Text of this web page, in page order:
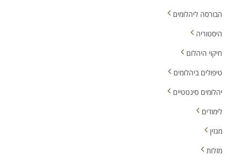
הבורסה ליהלומים
היסטוריה
חיקוי היהלום
טיפולים ביהלומים
יהלומים סינטטיים
לימודים
מגזין
מזלות